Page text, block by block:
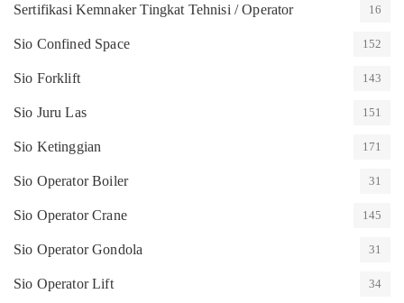
Sertifikasi Kemnaker Tingkat Tehnisi / Operator 16
Sio Confined Space 152
Sio Forklift 143
Sio Juru Las 151
Sio Ketinggian 171
Sio Operator Boiler 31
Sio Operator Crane 145
Sio Operator Gondola 31
Sio Operator Lift 34